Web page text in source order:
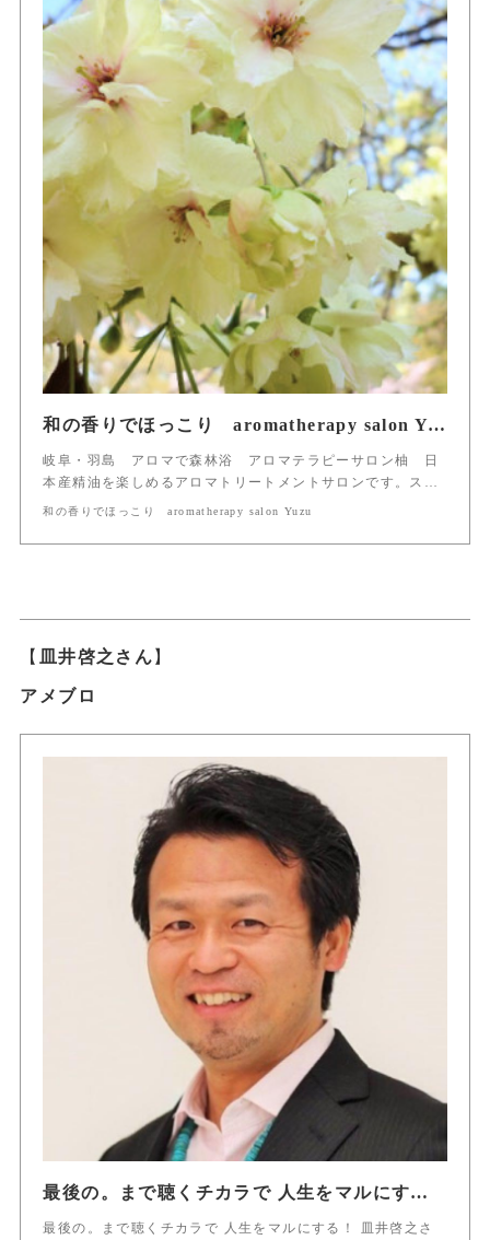
和の香りでほっこり aromatherapy salon Yuzu
岐阜・羽島 アロマで森林浴 アロマテラピーサロン柚 日
本産精油を楽しめるアロマトリートメントサロンです。ス…
和の香りでほっこり aromatherapy salon Yuzu
【 皿井啓之さん 】
アメブロ
最後の。まで聴くチカラで 人生をマルにする！ カウンセラー 皿井啓之
最後の。まで聴くチカラで 人生をマルにする！ 皿井啓之さ